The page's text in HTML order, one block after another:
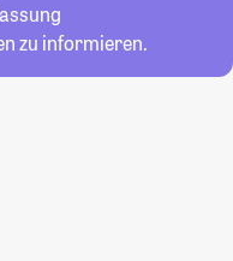
zu informieren.